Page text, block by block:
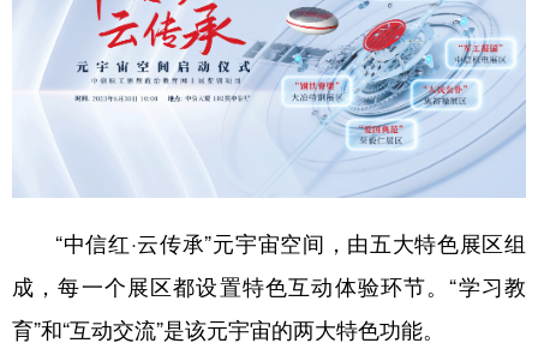
“中信红·云传承”元宇宙空间，由五大特色展区组
成，每一个展区都设置特色互动体验环节。“学习教
育”和“互动交流”是该元宇宙的两大特色功能。